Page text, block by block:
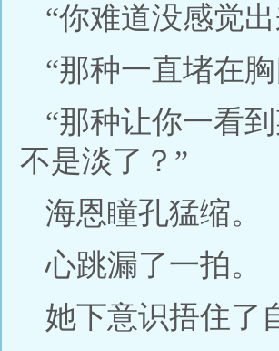
“你难道没感觉
“那种一直堵在
“那种让你一看
不是淡了？”
海恩瞳孔猛缩。
心跳漏了一拍。
她下意识捂住了